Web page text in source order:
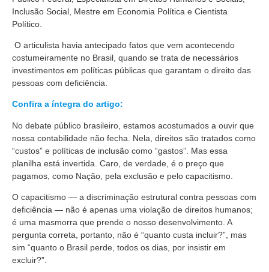
Inclusão Social, Mestre em Economia Política e Cientista
Político.
O articulista havia antecipado fatos que vem acontecendo
costumeiramente no Brasil, quando se trata de necessários
investimentos em políticas públicas que garantam o direito das
pessoas com deficiência.
Confira a íntegra do artigo:
No debate público brasileiro, estamos acostumados a ouvir que
nossa contabilidade não fecha. Nela, direitos são tratados como
“custos” e políticas de inclusão como “gastos”. Mas essa
planilha está invertida. Caro, de verdade, é o preço que
pagamos, como Nação, pela exclusão e pelo capacitismo.
O capacitismo — a discriminação estrutural contra pessoas com
deficiência — não é apenas uma violação de direitos humanos;
é uma masmorra que prende o nosso desenvolvimento. A
pergunta correta, portanto, não é “quanto custa incluir?”, mas
sim “quanto o Brasil perde, todos os dias, por insistir em
excluir?”.